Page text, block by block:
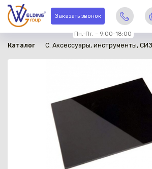
Заказать звонок
Пн.-Пт. – 9:00-18:00
Каталог C. Аксессуары, инструменты, СИЗ
в наличии